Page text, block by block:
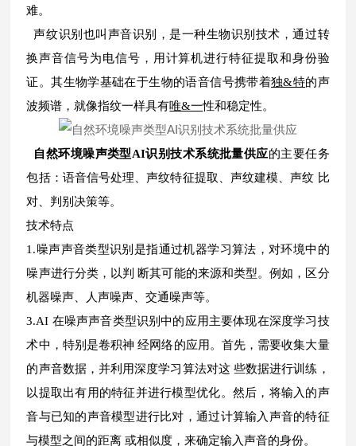
难。
声纹识别也叫声音识别，是一种生物识别技术，通过转
换声音信号为电信号，用计算机进行特征提取和身份验
证。其生物学基础在于生物的语音信号携带着独&特的声
波频谱，就像指纹一样具有唯&一性和稳定性。
自然环境噪声类型AI识别技术系统批量供应的主要任务
包括：语音信号处理、声纹特征提取、声纹建模、声纹 比
对、判别决策等。
技术特点
1.噪声声音类型识别是指通过机器学习算法，对环境中的
噪声进行分类，以判 断其可能的来源和类型。例如，区分
机器噪声、人声噪声、交通噪声等。
3.AI 在噪声声音类型识别中的应用主要体现在深度学习技
术中，特别是卷积神 经网络的应用。首先，需要收集大量
的声音数据，并利用深度学习算法对这 些数据进行训练，
以提取出有用的特征并进行模型优化。然后，将输入的声
音与已知的声音模型进行比对，通过计算输入声音的特征
与模型之间的距离 或相似度，来确定输入声音的身份。